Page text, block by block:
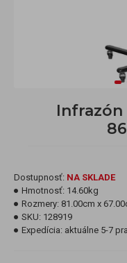
Infrazón
Dostupnosť: NA SKLADE
Hmotnosť: 14.60kg
Rozmery: 81.00cm x
SKU: 128919
Expedícia: aktuálne 5-7